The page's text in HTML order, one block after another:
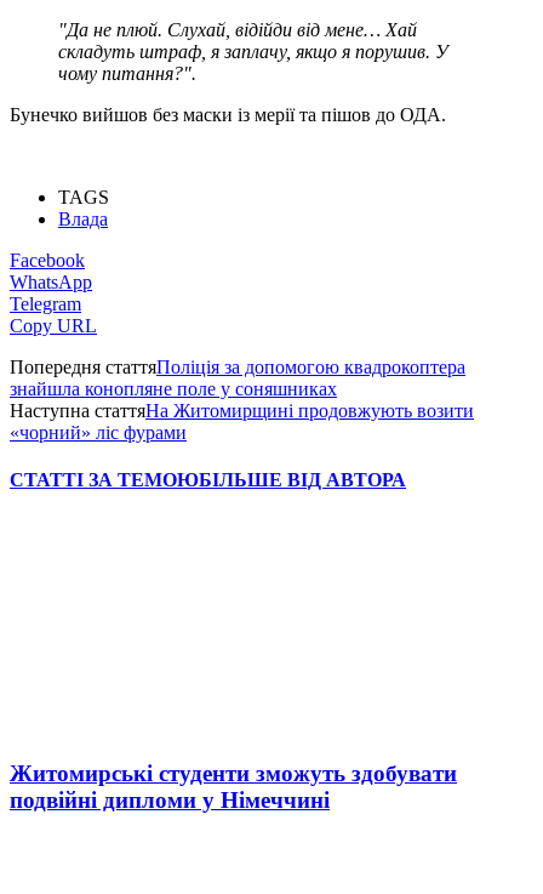
"Да не плюй. Слухай, відійди від мене… Хай
складуть штраф, я заплачу, якщо я порушив. У
чому питання?".
Бунечко вийшов без маски із мерії та пішов до ОДА.
TAGS
Влада
Facebook
WhatsApp
Telegram
Copy URL
Попередня статтяПоліція за допомогою квадрокоптера
знайшла конопляне поле у соняшниках
Наступна статтяНа Житомирщині продовжують возити
«чорний» ліс фурами
СТАТТІ ЗА ТЕМОЮБІЛЬШЕ ВІД АВТОРА
Житомирські студенти зможуть здобувати
подвійні дипломи у Німеччині